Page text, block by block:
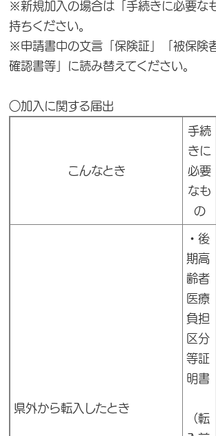
※新規加入の場合は「手続きに必要な
持ちください。
※申請書中の文言「保険証」「被保険
確認書等」に読み替えてください。
○加入に関する届出
こんなとき
手続
きに
必要
なも
の
県外から転入したとき
・ 後
期高
齢者
医療
負担
区分
等証
明書
（転